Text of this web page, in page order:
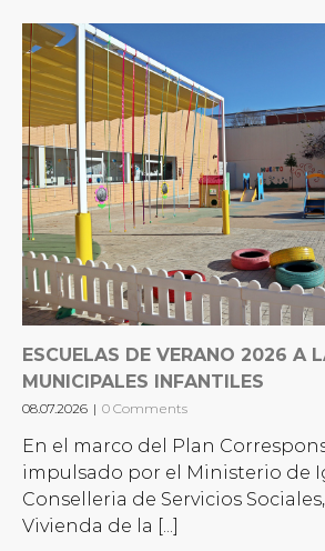
ESCUELAS DE VERANO 2026 A
MUNICIPALES INFANTILES
08.07.2026 | 0 Comments
En el marco del Plan
impulsado por el Ministerio de
Conselleria de Servicios
Vivienda de la [...]